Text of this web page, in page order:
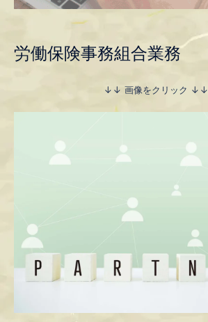
労働保険事務組合業務
↓↓ 画像をクリック ↓↓